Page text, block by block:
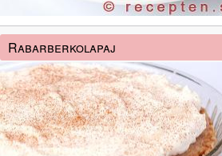
Rabarberkolapaj